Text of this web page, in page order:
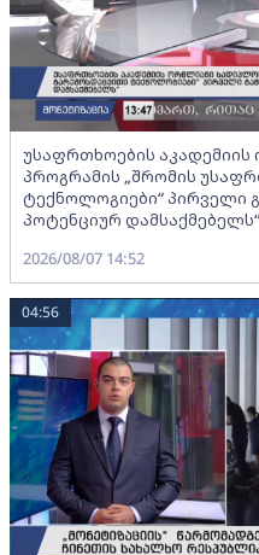
უსაფრთხოების
პროგრამის „შრომის
ტექნოლოგიები“ პირველი
პოტენციურ დამსაქმებელს“
2026/08/07 14:52
04:56